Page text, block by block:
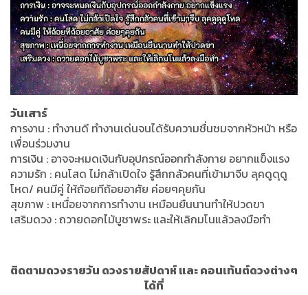
วันเสาร์
การงาน : ทำงานดี ทำงานเด่นจนได้รับความชื่นชมจากหัวหน้า หรือ
เพื่อนร่วมงาน
การเงิน : อาจจะหมดเงินกับอุปกรณ์ออกกำลังกาย อยากแข็งแรง
ความรัก : คนโสด ไม่กล้าเปิดใจ รู้สึกกลัวคนที่เข้ามาจีบ ลุคดูดุดู
โหด/ คนมีคู่ ให้ถ้อยทีถ้อยอาศัย ค่อยๆคุยกัน
สุขภาพ : เหนื่อยจากการทำงาน เหมือนยืนนานทำให้ปวดขา
เสริมดวง : ถวายดอกไม้บูชาพระ และให้เลิกมโนแล้วลงมือทำ
ติดตามดวงรายวัน ดวงรายสัปดาห์ และ คอนเท้นต์ดวงต่างๆ
ได้ที่